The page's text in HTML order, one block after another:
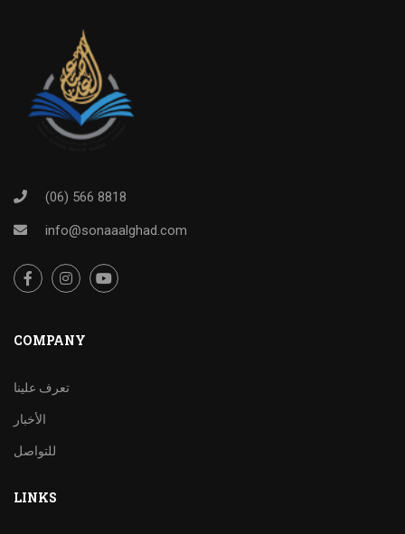
(06) 566 8818
info@sonaaalghad.com
COMPANY
تعرف علينا
الأخبار
للتواصل
LINKS